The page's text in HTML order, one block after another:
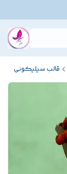
قالب سیلیکونی